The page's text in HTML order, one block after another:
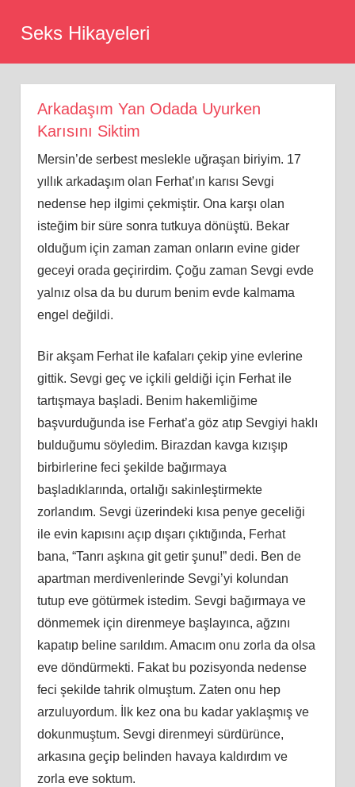
Seks Hikayeleri
Arkadaşım Yan Odada Uyurken
Karısını Siktim
Mersin’de serbest meslekle uğraşan biriyim. 17
yıllık arkadaşım olan Ferhat’ın karısı Sevgi
nedense hep ilgimi çekmiştir. Ona karşı olan
isteğim bir süre sonra tutkuya dönüştü. Bekar
olduğum için zaman zaman onların evine gider
geceyi orada geçirirdim. Çoğu zaman Sevgi evde
yalnız olsa da bu durum benim evde kalmama
engel değildi.
Bir akşam Ferhat ile kafaları çekip yine evlerine
gittik. Sevgi geç ve içkili geldiği için Ferhat ile
tartışmaya başladi. Benim hakemliğime
başvurduğunda ise Ferhat’a göz atıp Sevgiyi haklı
bulduğumu söyledim. Birazdan kavga kızışıp
birbirlerine feci şekilde bağırmaya
başladıklarında, ortalığı sakinleştirmekte
zorlandım. Sevgi üzerindeki kısa penye geceliği
ile evin kapısını açıp dışarı çıktığında, Ferhat
bana, “Tanrı aşkına git getir şunu!” dedi. Ben de
apartman merdivenlerinde Sevgi’yi kolundan
tutup eve götürmek istedim. Sevgi bağırmaya ve
dönmemek için direnmeye başlayınca, ağzını
kapatıp beline sarıldım. Amacım onu zorla da olsa
eve döndürmekti. Fakat bu pozisyonda nedense
feci şekilde tahrik olmuştum. Zaten onu hep
arzuluyordum. İlk kez ona bu kadar yaklaşmış ve
dokunmuştum. Sevgi direnmeyi sürdürünce,
arkasına geçip belinden havaya kaldırdım ve
zorla eve soktum.